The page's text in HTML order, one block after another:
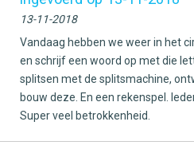
13-11-2018
Vandaag hebben we weer in het
en schrijf een woord op met die
splitsen met de splitsmachine,
bouw deze. En een rekenspel.
Super veel betrokkenheid.